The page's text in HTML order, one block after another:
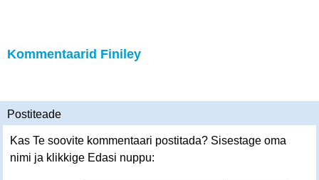
Kommentaarid Finiley
Postiteade
Kas Te soovite kommentaari postitada? Sisestage oma
nimi ja klikkige Edasi nuppu: